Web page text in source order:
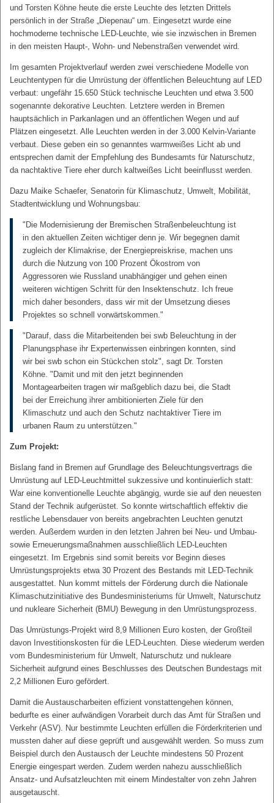
und Torsten Köhne heute die erste Leuchte des letzten Drittels
persönlich in der Straße „Diepenau“ um. Eingesetzt wurde eine
hochmoderne technische LED-Leuchte, wie sie inzwischen in Bremen
in den meisten Haupt-, Wohn- und Nebenstraßen verwendet wird.
Im gesamten Projektverlauf werden zwei verschiedene Modelle von
Leuchtentypen für die Umrüstung der öffentlichen Beleuchtung auf LED
verbaut: ungefähr 15.650 Stück technische Leuchten und etwa 3.500
sogenannte dekorative Leuchten. Letztere werden in Bremen
hauptsächlich in Parkanlagen und an öffentlichen Wegen und auf
Plätzen eingesetzt. Alle Leuchten werden in der 3.000 Kelvin-Variante
verbaut. Diese geben ein so genanntes warmweißes Licht ab und
entsprechen damit der Empfehlung des Bundesamts für Naturschutz,
da nachtaktive Tiere eher durch kaltweißes Licht beeinflusst werden.
Dazu Maike Schaefer, Senatorin für Klimaschutz, Umwelt, Mobilität,
Stadtentwicklung und Wohnungsbau:
"Die Modernisierung der Bremischen Straßenbeleuchtung ist
in den aktuellen Zeiten wichtiger denn je. Wir begegnen damit
zugleich der Klimakrise, der Energiepreiskrise, machen uns
durch die Nutzung von 100 Prozent Ökostrom von
Aggressoren wie Russland unabhängiger und gehen einen
weiteren wichtigen Schritt für den Insektenschutz. Ich freue
mich daher besonders, dass wir mit der Umsetzung dieses
Projektes so schnell vorwärtskommen."
"Darauf, dass die Mitarbeitenden bei swb Beleuchtung in der
Planungsphase ihr Expertenwissen einbringen konnten, sind
wir bei swb schon ein Stückchen stolz", sagt Dr. Torsten
Köhne. "Damit und mit den jetzt beginnenden
Montagearbeiten tragen wir maßgeblich dazu bei, die Stadt
bei der Erreichung ihrer ambitionierten Ziele für den
Klimaschutz und auch den Schutz nachtaktiver Tiere im
urbanen Raum zu unterstützen."
Zum Projekt:
Bislang fand in Bremen auf Grundlage des Beleuchtungsvertrags die
Umrüstung auf LED-Leuchtmittel sukzessive und kontinuierlich statt:
War eine konventionelle Leuchte abgängig, wurde sie auf den neuesten
Stand der Technik aufgerüstet. So konnte wirtschaftlich effektiv die
restliche Lebensdauer von bereits angebrachten Leuchten genutzt
werden. Außerdem wurden in den letzten Jahren bei Neu- und Umbau-
sowie Erneuerungsmaßnahmen ausschließlich LED-Leuchten
eingesetzt. Im Ergebnis sind somit bereits vor Beginn dieses
Umrüstungsprojekts etwa 30 Prozent des Bestands mit LED-Technik
ausgestattet. Nun kommt mittels der Förderung durch die Nationale
Klimaschutzinitiative des Bundesministeriums für Umwelt, Naturschutz
und nukleare Sicherheit (BMU) Bewegung in den Umrüstungsprozess.
Das Umrüstungs-Projekt wird 8,9 Millionen Euro kosten, der Großteil
davon Investitionskosten für die LED-Leuchten. Diese wiederum werden
vom Bundesministerium für Umwelt, Naturschutz und nukleare
Sicherheit aufgrund eines Beschlusses des Deutschen Bundestags mit
2,2 Millionen Euro gefördert.
Damit die Austauscharbeiten effizient vonstattengehen können,
bedurfte es einer aufwändigen Vorarbeit durch das Amt für Straßen und
Verkehr (ASV). Nur bestimmte Leuchten erfüllen die Förderkriterien und
mussten daher auf diese geprüft und ausgewählt werden. So muss zum
Beispiel durch den Austausch der Leuchte mindestens 50 Prozent
Energie eingespart werden. Zudem werden nahezu ausschließlich
Ansatz- und Aufsatzleuchten mit einem Mindestalter von zehn Jahren
ausgetauscht.